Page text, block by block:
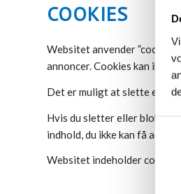
COOKIES
Websitet anvender
annoncer. Cookies kan ikke
Det er muligt at slette eller
Hvis du sletter eller
indhold, du ikke kan få
Websitet indeholder